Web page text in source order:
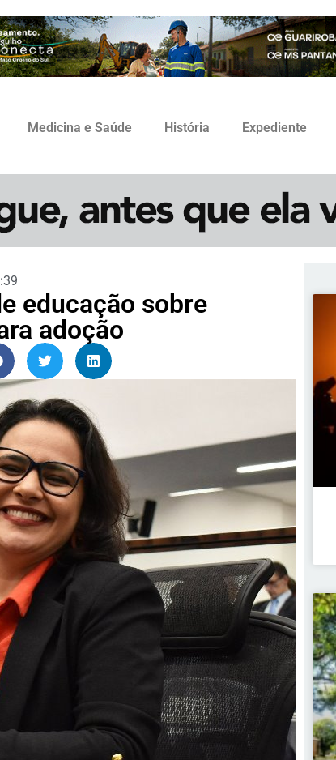
Medicina e Saúde História Expediente
educação sobre
adoção